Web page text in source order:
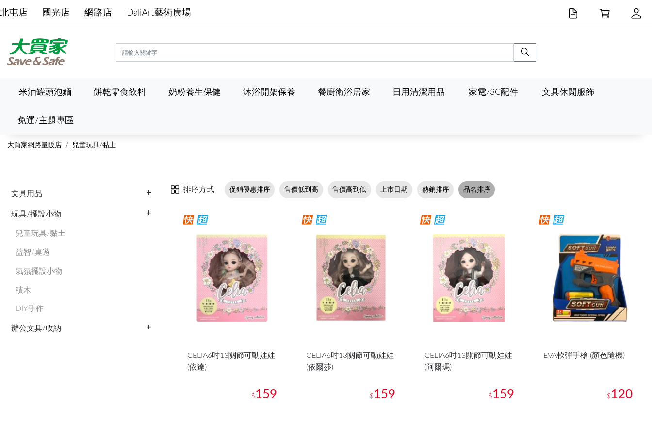
北屯店 國光店 網路店 DaliArt藝術廣場
米油罐頭泡麵 餅乾零食飲料 奶粉養生保健 沐浴開架保養 餐廚衛浴居家 日用清潔用品 家電/3C配件 文具休閒服飾
免運/主題專區
大買家網路量販店 兒童玩具/黏土
文具用品
玩具/擺設小物
兒童玩具/黏土
益智/桌遊
氣氛擺設小物
積木
DIY手作
辦公文具/收納
排序方式 促銷優惠排序 售價低到高 售價高到低 上市日期 熱銷排序 品名排序
CELIA6吋13關節可動娃娃
(依達)
$ 159
CELIA6吋13關節可動娃娃
(依爾莎)
$ 159
CELIA6吋13關節可動娃娃
(阿爾瑪)
$ 159
EVA軟彈手槍 (顏色隨機)
$ 120